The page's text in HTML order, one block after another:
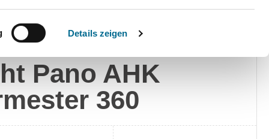
Details zeigen
Benz
350 d 4M AMG
Pano AHK
360